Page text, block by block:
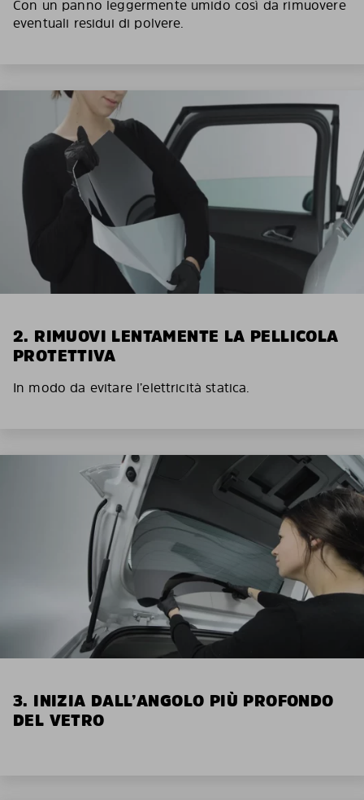
Con un panno leggermente umido così da rimuovere
eventuali residui di polvere.
2. RIMUOVI LENTAMENTE LA PELLICOLA
PROTETTIVA
In modo da evitare l’elettricità statica.
3. INIZIA DALL’ANGOLO PIÙ PROFONDO
DEL VETRO